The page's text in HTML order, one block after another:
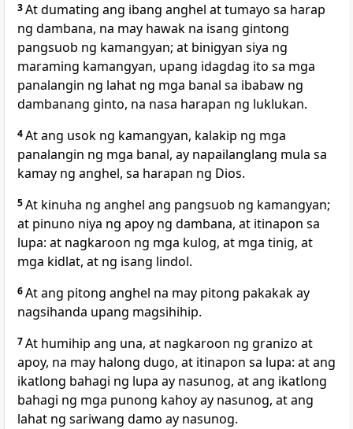
3At dumating ang ibang anghel at tumayo sa harap
ng dambana, na may hawak na isang gintong
pangsuob ng kamangyan; at binigyan siya ng
maraming kamangyan, upang idagdag ito sa mga
panalangin ng lahat ng mga banal sa ibabaw ng
dambanang ginto, na nasa harapan ng luklukan.
4At ang usok ng kamangyan, kalakip ng mga
panalangin ng mga banal, ay napailanglang mula sa
kamay ng anghel, sa harapan ng Dios.
5At kinuha ng anghel ang pangsuob ng kamangyan;
at pinuno niya ng apoy ng dambana, at itinapon sa
lupa: at nagkaroon ng mga kulog, at mga tinig, at
mga kidlat, at ng isang lindol.
6At ang pitong anghel na may pitong pakakak ay
nagsihanda upang magsihihip.
7At humihip ang una, at nagkaroon ng granizo at
apoy, na may halong dugo, at itinapon sa lupa: atang
ikatlong bahagi ng lupa ay nasunog, at ang ikatlong
bahagi ng mga punong kahoy ay nasunog, at ang
lahat ng sariwang damo ay nasunog.